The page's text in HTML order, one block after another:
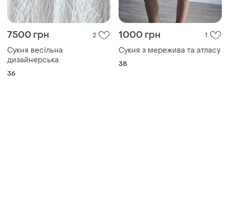
7500 грн 2
Сукня весільна
дизайнерська
36
1000 грн 1
Сукня з мережива та атласу
38